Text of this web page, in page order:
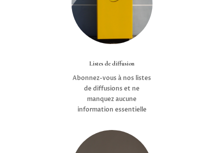
Listes de diffusion
Abonnez-vous à nos listes
de diffusions et ne
manquez aucune
information essentielle